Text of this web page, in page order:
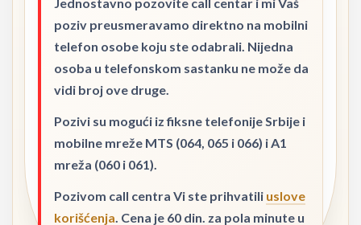
poziv preusmeravamo direktno na mobilni
telefon osobe koju ste odabrali. Nijedna
osoba u telefonskom sastanku ne može da
vidi broj ove druge.
Pozivi su mogući iz fiksne telefonije Srbije i
mobilne mreže MTS (064, 065 i 066) i A1
mreža (060 i 061).
Pozivom call centra Vi ste prihvatili uslove
korišćenja. Cena je 60 din. za pola minute u